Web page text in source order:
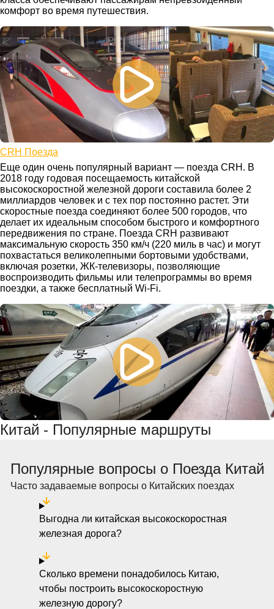
комфорт во время путешествия.
CRH Поезда
Еще один очень популярный вариант — поезда CRH. В
2018 году годовая посещаемость китайской
высокоскоростной железной дороги составила более 2
миллиардов человек и с тех пор постоянно растет. Эти
скоростные поезда соединяют более 500 городов, что
делает их идеальным способом быстрого и комфортного
передвижения по стране. Поезда CRH развивают
максимальную скорость 350 км/ч (220 миль в час) и могут
похвастаться великолепными бортовыми удобствами,
включая розетки, ЖК-телевизоры, позволяющие
воспроизводить фильмы или телепрограммы во время
поездки, а также бесплатный Wi-Fi.
Китай - Популярные маршруты
Популярные вопросы о Поезда Китай
Часто задаваемые вопросы о Китайских поездах
Выгодна ли китайская высокоскоростная
железная дорога?
Сколько времени понадобилось Китаю,
чтобы построить высокоскоростную
железную дорогу?